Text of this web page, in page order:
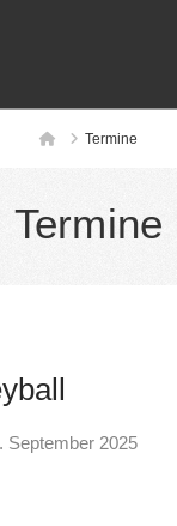
HomeTermine
Termine
September 2025